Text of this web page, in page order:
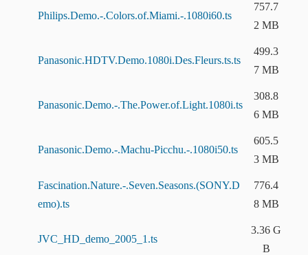
Philips.Demo.-.Colors.of.Miami.-.1080i60.ts
757.7
2 MB
Panasonic.HDTV.Demo.1080i.Des.Fleurs.ts.ts
499.3
7 MB
Panasonic.Demo.-.The.Power.of.Light.1080i.ts
308.8
6 MB
Panasonic.Demo.-.Machu-Picchu.-.1080i50.ts
605.5
3 MB
Fascination.Nature.-.Seven.Seasons.(SONY.D
emo).ts
776.4
8 MB
JVC_HD_demo_2005_1.ts
3.36 G
B